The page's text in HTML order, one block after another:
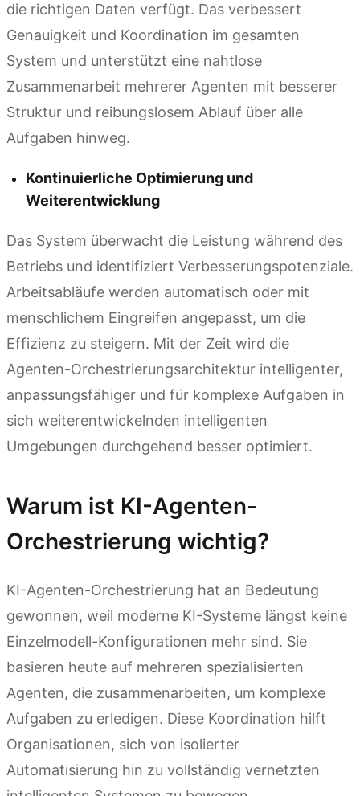
die richtigen Daten verfügt. Das verbessert
Genauigkeit und Koordination im gesamten
System und unterstützt eine nahtlose
Zusammenarbeit mehrerer Agenten mit besserer
Struktur und reibungslosem Ablauf über alle
Aufgaben hinweg.
Kontinuierliche Optimierung und
Weiterentwicklung
Das System überwacht die Leistung während des
Betriebs und identifiziert Verbesserungspotenziale.
Arbeitsabläufe werden automatisch oder mit
menschlichem Eingreifen angepasst, um die
Effizienz zu steigern. Mit der Zeit wird die
Agenten-Orchestrierungsarchitektur intelligenter,
anpassungsfähiger und für komplexe Aufgaben in
sich weiterentwickelnden intelligenten
Umgebungen durchgehend besser optimiert.
Warum ist KI-Agenten-
Orchestrierung wichtig?
KI-Agenten-Orchestrierung hat an Bedeutung
gewonnen, weil moderne KI-Systeme längst keine
Einzelmodell-Konfigurationen mehr sind. Sie
basieren heute auf mehreren spezialisierten
Agenten, die zusammenarbeiten, um komplexe
Aufgaben zu erledigen. Diese Koordination hilft
Organisationen, sich von isolierter
Automatisierung hin zu vollständig vernetzten